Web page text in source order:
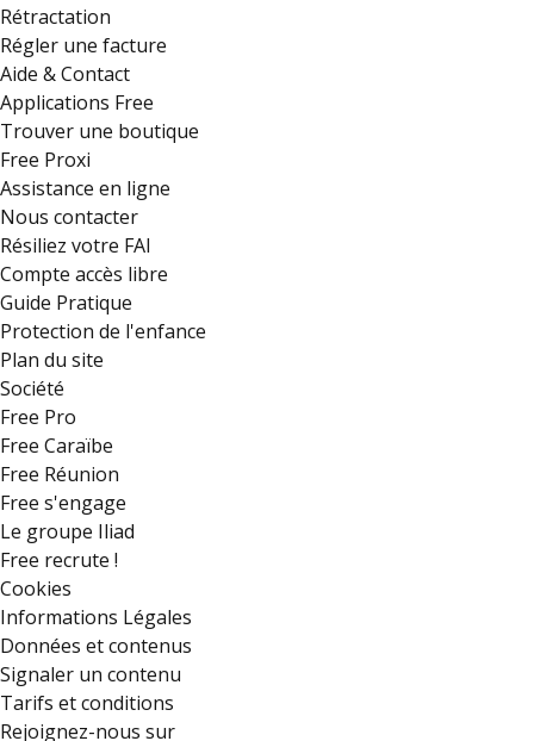
Rétractation
Régler une facture
Aide & Contact
Applications Free
Trouver une boutique
Free Proxi
Assistance en ligne
Nous contacter
Résiliez votre FAI
Compte accès libre
Guide Pratique
Protection de l'enfance
Plan du site
Société
Free Pro
Free Caraïbe
Free Réunion
Free s'engage
Le groupe Iliad
Free recrute !
Cookies
Informations Légales
Données et contenus
Signaler un contenu
Tarifs et conditions
Rejoignez-nous sur